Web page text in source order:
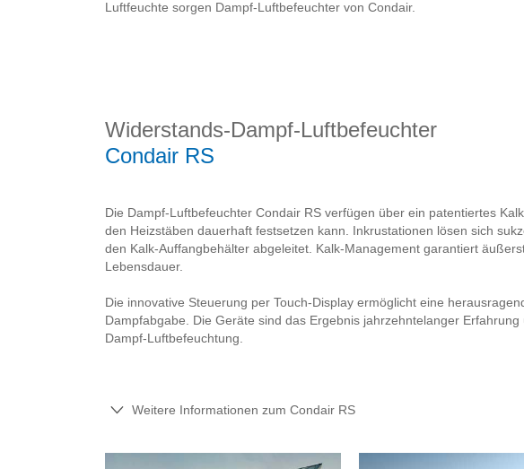
Luftfeuchte sorgen Dampf-Luftbefeuchter von Condair.
Widerstands-Dampf-Luftbefeuchter
Condair RS
Die Dampf-Luftbefeuchter Condair RS verfügen über ein patentiertes
den Heizstäben dauerhaft festsetzen kann. Inkrustationen lösen sich
den Kalk-Auffangbehälter abgeleitet. Kalk-Management garantiert
Lebensdauer.
Die innovative Steuerung per Touch-Display ermöglicht eine
Dampfabgabe. Die Geräte sind das Ergebnis jahrzehntelanger
Dampf-Luftbefeuchtung.
Weitere Informationen zum Condair RS